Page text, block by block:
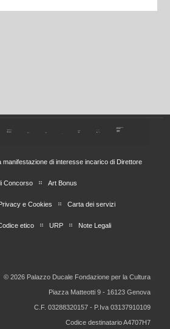
manifestazione di interesse incarico di Direttore
Concorso Art Bonus
e Cookies Carta dei servizi
etico URP Note Legali
© 2026 Palazzo Ducale Fondazione per la Cultura
Piazza Matteotti 9 - 16123 Genova
C.F. 03288320157 - P.Iva 03137910109
Codice destinatario A4707H7